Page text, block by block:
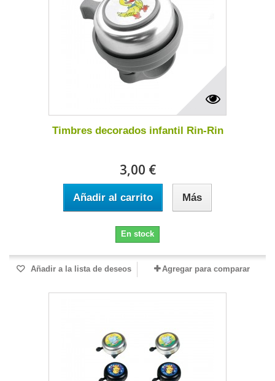
Timbres decorados infantil Rin-Rin
3,00 €
Añadir al carrito Más
En stock
Añadir a la lista de deseos Agregar para comparar